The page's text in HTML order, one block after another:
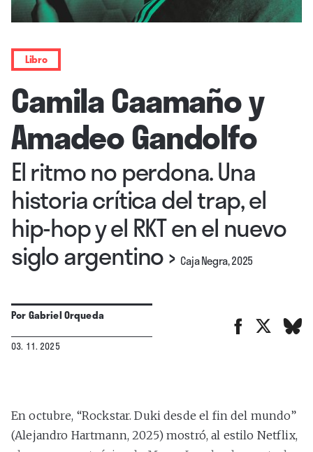
Libro
Camila Caamaño y
Amadeo Gandolfo
El ritmo no perdona. Una
historia crítica del trap, el
hip-hop y el RKT en el nuevo
siglo argentino› Caja Negra, 2025
PorGabriel Orqueda
03. 11. 2025
En octubre, “Rockstar. Duki desde el fin del mundo”
(Alejandro Hartmann, 2025) mostró, al estilo Netflix,